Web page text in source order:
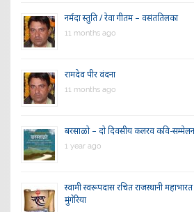
नर्मदा स्तुति / रेवा गीतम – वसंततिलका
11 months ago
रामदेव पीर वंदना
11 months ago
बरसाळो – दो दिवसीय कलरव कवि-
1 year ago
स्वामी स्वरूपदास रचित राजस्थानी
मुंगेरिया